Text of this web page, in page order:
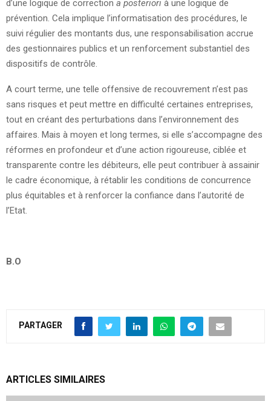
d’une logique de correction a posteriori à une logique de
prévention. Cela implique l’informatisation des procédures, le
suivi régulier des montants dus, une responsabilisation accrue
des gestionnaires publics et un renforcement substantiel des
dispositifs de contrôle.
A court terme, une telle offensive de recouvrement n’est pas
sans risques et peut mettre en difficulté certaines entreprises,
tout en créant des perturbations dans l’environnement des
affaires. Mais à moyen et long termes, si elle s’accompagne des
réformes en profondeur et d’une action rigoureuse, ciblée et
transparente contre les débiteurs, elle peut contribuer à assainir
le cadre économique, à rétablir les conditions de concurrence
plus équitables et à renforcer la confiance dans l’autorité de
l’Etat.
B.O
PARTAGER
ARTICLES SIMILAIRES